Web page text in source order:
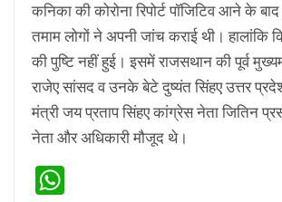
कनिका की कोरोना रिपोर्ट पॉजिटिव आने के
तमाम लोगों ने अपनी जांच कराई थी। हालांकि
की पुष्टि नहीं हुई। इसमें राजसथान की पूर्व
राजेए सांसद व उनके बेटे दुष्यंत सिंहए उत्तर
मंत्री जय प्रताप सिंहए कांग्रेस नेता जितिन
नेता और अधिकारी मौजूद थे।